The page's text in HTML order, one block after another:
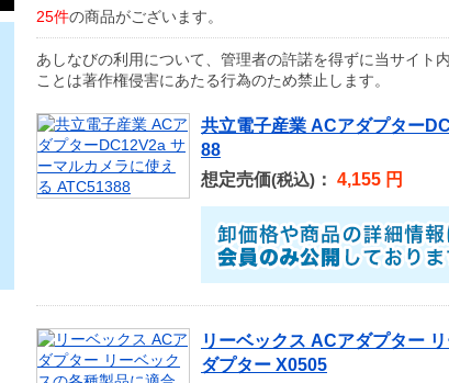
25件の商品がございます。
あしなびの利用について、管理者の許諾を得ずに当サイト
ことは著作権侵害にあたる行為のため禁止します。
共立電子産業 ACアダプター
88
想定売価(税込) ： 4,155 円
リーベックス ACアダプター
ダプター X0505